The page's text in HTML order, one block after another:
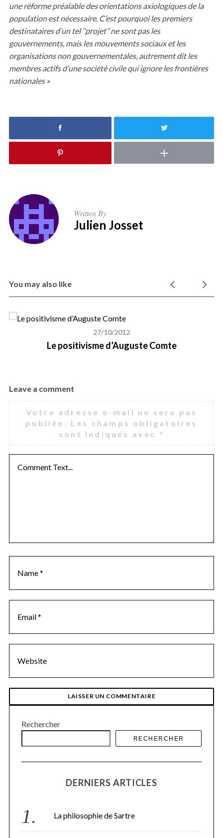
une réforme préalable des orientations axiologiques de la
population est nécessaire. C’est pourquoi les premiers
destinataires d’un tel ‘’projet’’ ne sont pas les
gouvernements, mais les mouvements sociaux et les
organisations non gouvernementales, autrement dit les
membres actifs d’une société civile qui ignore les frontières
nationales »
Written By
Julien Josset
You may also like
27/10/2012
Le positivisme d’Auguste Comte
Leave a comment
Votre adresse e-mail ne sera pas
publiée.
Les champs obligatoires
sont indiqués avec *
Rechercher
RECHERCHER
DERNIERS ARTICLES
La philosophie de Sartre